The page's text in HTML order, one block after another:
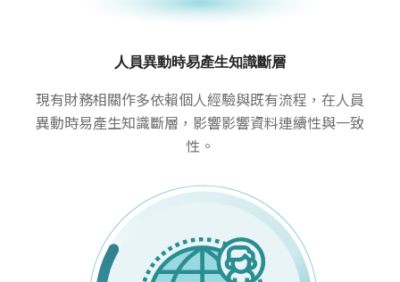
人員異動時易產生知識斷層
現有財務相關作多依賴個人經驗與既有流程，在人員
異動時易產生知識斷層，影響影響資料連續性與一致
性。